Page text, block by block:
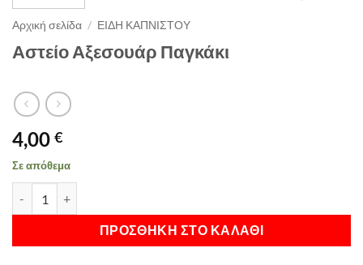
Αρχική σελίδα / ΕΙΔΗ ΚΑΠΝΙΣΤΟΥ
Αστείο Αξεσουάρ Παγκάκι
4,00 €
Σε απόθεμα
ΠΡΟΣΘΉΚΗ ΣΤΟ ΚΑΛΆΘΙ